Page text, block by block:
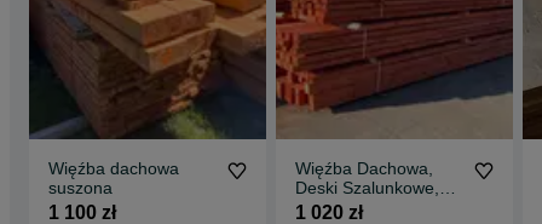
Więźba dachowa
suszona
1 100 zł
Więźba Dachowa,
Deski Szalunkowe,
Łaty HDS
1 020 zł